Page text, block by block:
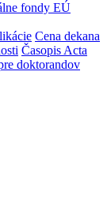
fondy EÚ
Cena dekana
Časopis Acta
doktorandov